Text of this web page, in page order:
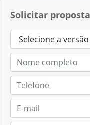
Solicitar proposta